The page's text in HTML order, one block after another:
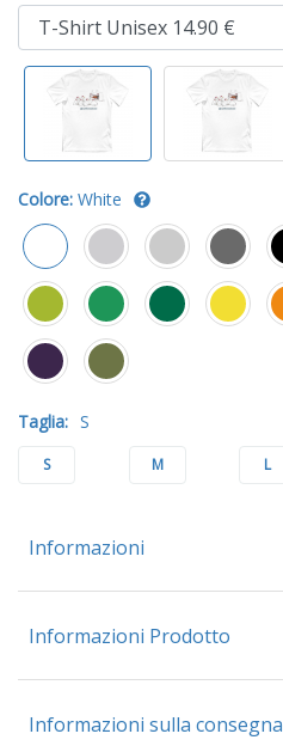
Colore: White
Taglia: S
S M L
Informazioni
Informazioni Prodotto
Informazioni sulla consegna